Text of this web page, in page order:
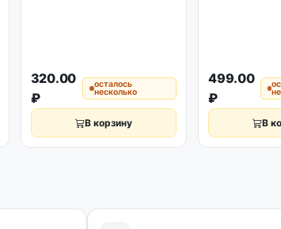
320.00
₽
осталось
несколько
В корзину
499.00
₽
В